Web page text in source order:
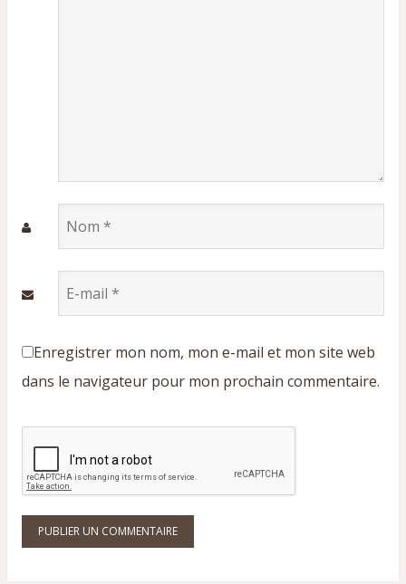
Nom
Enregistrer mon nom, mon e-mail et mon site web
dans le navigateur pour mon prochain commentaire.